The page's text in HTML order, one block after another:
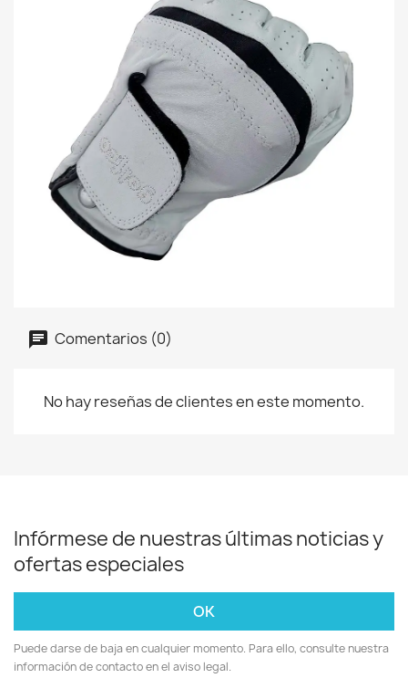
Comentarios (0)
No hay reseñas de clientes en este momento.
Infórmese de nuestras últimas noticias y
ofertas especiales
Puede darse de baja en cualquier momento. Para ello, consulte nuestra
información de contacto en el aviso legal.